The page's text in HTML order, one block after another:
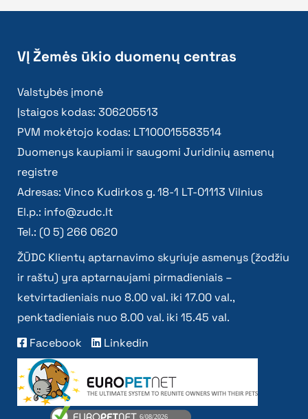
VĮ Žemės ūkio duomenų centras
Valstybės įmonė
Įstaigos kodas: 306205513
PVM mokėtojo kodas: LT100015583514
Duomenys kaupiami ir saugomi Juridinių asmenų
registre
Adresas: Vinco Kudirkos g. 18-1 LT-01113 Vilnius
El.p.: info@zudc.lt
Tel.: (0 5) 266 0620
ŽŪDC Klientų aptarnavimo skyriuje asmenys (žodžiu
ir raštu) yra aptarnaujami pirmadieniais –
ketvirtadieniais nuo 8.00 val. iki 17.00 val.,
penktadieniais nuo 8.00 val. iki 15.45 val.
Facebook
Linkedin